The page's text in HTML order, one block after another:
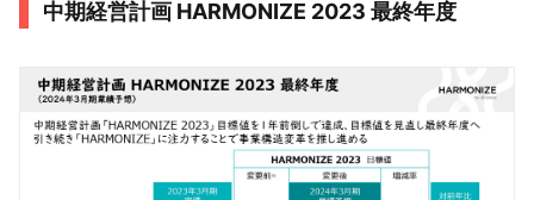
中期経営計画 HARMONIZE 2023 最終年度